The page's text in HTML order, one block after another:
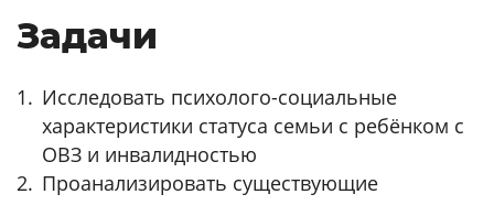
Задачи
Исследовать психолого-социальные
характеристики статуса семьи с ребёнком с
ОВЗ и инвалидностью
Проанализировать существующие